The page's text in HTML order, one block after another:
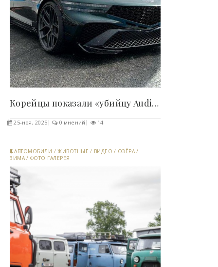
Корейцы показали «убийцу Audi RS6» (5 фото) -..
25-ноя, 2025 0 мнений 14
АВТОМОБИЛИ /ЖИВОТНЫЕ / ВИДЕО / ОЗЁРА /
ЗИМА / ФОТО ГАЛЕРЕЯ